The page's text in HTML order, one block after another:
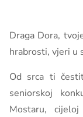
Draga Dora,
hrabrosti, vjeri u
Od srca ti
seniorskoj
Mostaru,